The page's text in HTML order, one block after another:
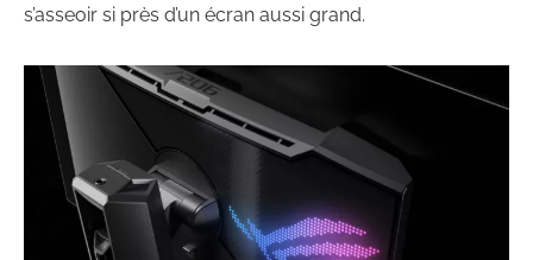
s’asseoir si près d’un écran aussi grand.